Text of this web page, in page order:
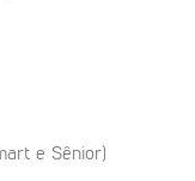
e Sênior)